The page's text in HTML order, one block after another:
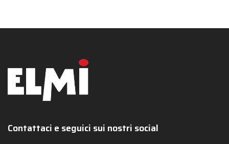
Contattaci e seguici sui nostri social